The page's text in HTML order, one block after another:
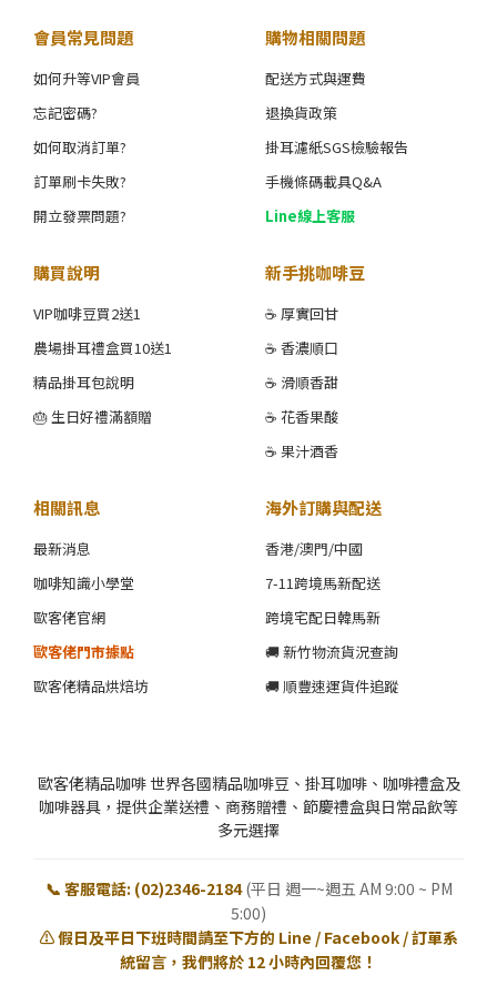
會員常見問題
如何升等VIP會員
忘記密碼?
如何取消訂單?
訂單刷卡失敗?
開立發票問題?
購物相關問題
配送方式與運費
退換貨政策
掛耳濾紙SGS檢驗報告
手機條碼載具Q&A
Line線上客服
購買說明
VIP咖啡豆買2送1
農場掛耳禮盒買10送1
精品掛耳包說明
🎂 生日好禮滿額贈
新手挑咖啡豆
☕ 厚實回甘
☕ 香濃順口
☕ 滑順香甜
☕ 花香果酸
☕ 果汁酒香
相關訊息
最新消息
咖啡知識小學堂
歐客佬官網
歐客佬門市據點
歐客佬精品烘焙坊
海外訂購與配送
香港/澳門/中國
7-11跨境馬新配送
跨境宅配日韓馬新
🚚 新竹物流貨況查詢
🚚 順豐速運貨件追蹤
歐客佬精品咖啡 世界各國精品咖啡豆、掛耳咖啡、咖啡禮盒及
咖啡器具，提供企業送禮、商務贈禮、節慶禮盒與日常品飲等
多元選擇
📞 客服電話: (02)2346-2184 (平日 週一~週五 AM 9:00 ~ PM
5:00)
⚠️ 假日及平日下班時間請至下方的 Line / Facebook / 訂單系
統留言，我們將於 12 小時內回覆您！